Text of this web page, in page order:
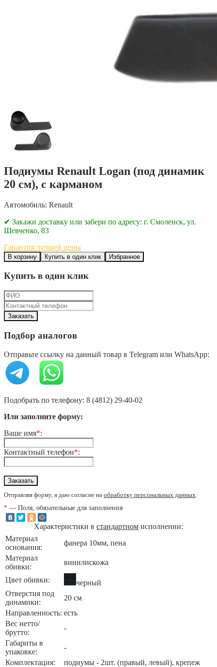
Подиумы Renault Logan (под динамик
20 см), c карманом
Автомобиль: Renault
✔ Закажи доставку или забери по адресу: г. Смоленск, ул.
Шевченко, 83
Гарантия лучшей цены
В корзину Купить в один клик Избранное
Купить в один клик
Подбор аналогов
Отправьте ссылку на данный товар в Telegram или WhatsApp:
Подобрать по телефону: 8 (4812) 29-40-02
Или заполните форму:
Ваше имя*:
Контактный телефон*:
Отправляя форму, я даю согласие на обработку персональных данных.
* — Поля, обязательные для заполнения
Характеристики в стандартном исполнении:
Материал
основания:
фанера 10мм, пена
Материал
обивки:
винилискожа
Цвет обивки:
черный
Отверстия под
динамики:
20 см
Направленность: есть
Вес нетто/
брутто:
-
Габариты в
упаковке:
-
Комплектация:
подиумы - 2шт. (правый, левый), крепеж